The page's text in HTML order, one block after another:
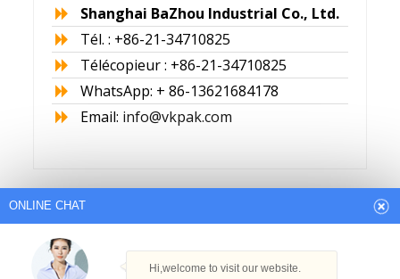
Shanghai BaZhou Industrial Co., Ltd.
Tél. : +86-21-34710825
Télécopieur : +86-21-34710825
WhatsApp: + 86-13621684178
Email: info@vkpak.com
ONLINE CHAT
Hi,welcome to visit our website.